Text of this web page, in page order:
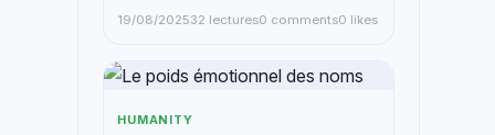
19/08/202532 lectures0 comments0 likes
HUMANITY